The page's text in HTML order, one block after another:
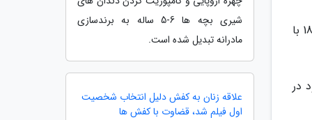
از این رو کتاب باز که در ادامه فصل پنجم و همزمان با شروع ماه مبارک رمضان شروع شده است در این روزها ساعت 18:30 با
در
شیری بچه ها 6-5 ساله به برندسازی
مادرانه تبدیل شده است.
علاقه زنان به کفش دلیل انتخاب شخصیت
اول فیلم شد، قضاوت با کفش ها